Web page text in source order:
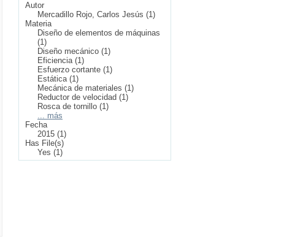
Autor
Mercadillo Rojo, Carlos Jesús (1)
Materia
Diseño de elementos de máquinas
(1)
Diseño mecánico (1)
Eficiencia (1)
Esfuerzo cortante (1)
Estática (1)
Mecánica de materiales (1)
Reductor de velocidad (1)
Rosca de tornillo (1)
... más
Fecha
2015 (1)
Has File(s)
Yes (1)